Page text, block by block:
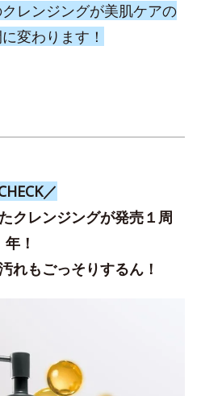
クレンジングが美肌ケアの
変わります！
／
クレンジングが発売１周
年！
れもごっそりするん！